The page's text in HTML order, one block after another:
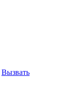
Вызвать